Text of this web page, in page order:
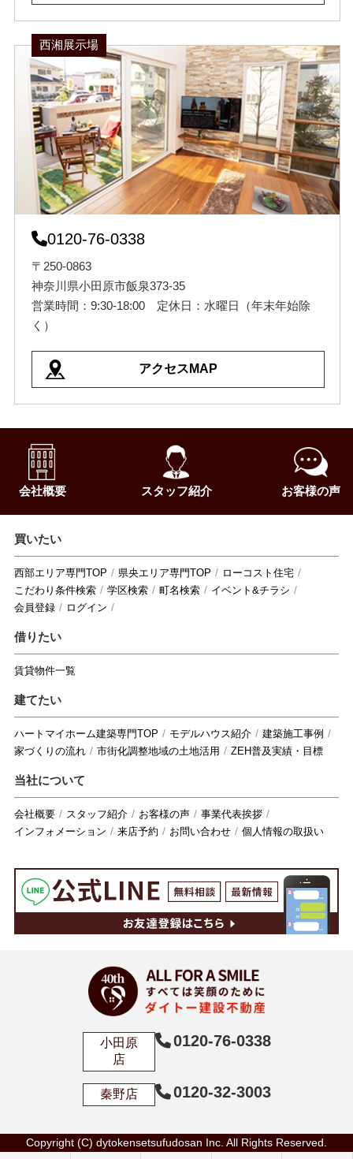
西湘展示場
0120-76-0338
〒250-0863
神奈川県小田原市飯泉373-35
営業時間：9:30-18:00 定休日：水曜日（年末年始除
く）
アクセスMAP
会社概要 スタッフ紹介 お客様の声
買いたい
西部エリア専門TOP 県央エリア専門TOP
ローコスト住宅
こだわり条件検索
学区検索 町名検索
イベント&チラシ
会員登録
ログイン
借りたい
賃貸物件一覧
建てたい
ハートマイホーム建築専門TOP モデルハウス紹介
建築施工事例
家づくりの流れ
市街化調整地域の土地活用 ZEH普及実績・目標
当社について
会社概要 スタッフ紹介 お客様の声
事業代表挨拶
インフォメーション
来店予約 お問い合わせ 個人情報の取扱い
小田原
店
0120-76-0338
秦野店 0120-32-3003
Copyright (C) dytokensetsufudosan Inc. All Rights Reserved.